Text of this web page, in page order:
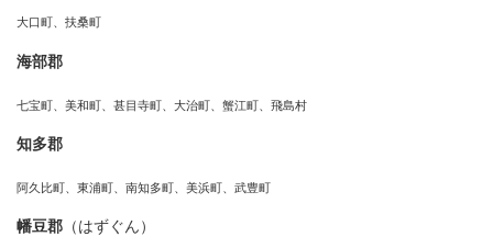
大口町、扶桑町
海部郡
七宝町、美和町、甚目寺町、大治町、蟹江町、飛島村
知多郡
阿久比町、東浦町、南知多町、美浜町、武豊町
幡豆郡 （はずぐん）